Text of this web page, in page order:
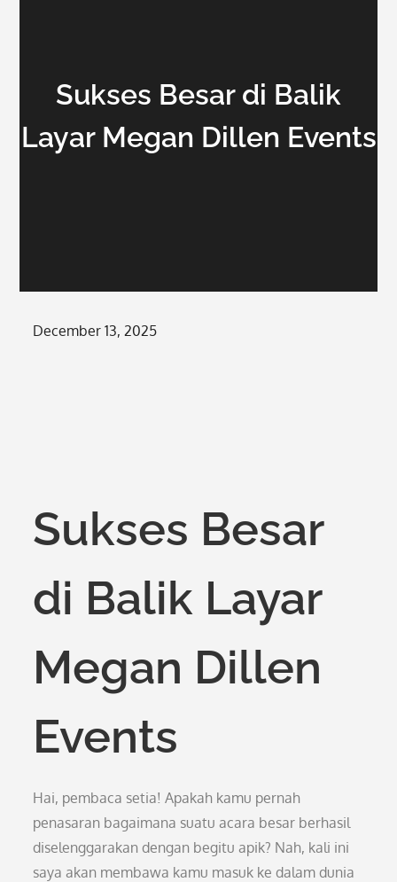
Sukses Besar di Balik
Layar Megan Dillen Events
Posted
December 13, 2025
Sukses Besar
di Balik Layar
Megan Dillen
Events
Hai, pembaca setia! Apakah kamu pernah
penasaran bagaimana suatu acara besar berhasil
diselenggarakan dengan begitu apik? Nah, kali ini
saya akan membawa kamu masuk ke dalam dunia